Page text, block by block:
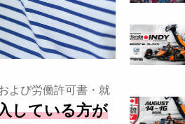
よび労働許可書・就
している方が